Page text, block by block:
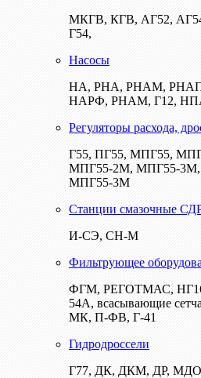
МКГВ, КГВ, АГ52,
Г54,
Насосы
НА, РНА, РНАМ,
НАРФ, РНАМ, Г12,
Регуляторы расхода,
Г55, ПГ55, МПГ55,
МПГ55-2М, МПГ55-3М,
МПГ55-3М
Станции смазочные
И-СЭ, СН-М
Фильтрующее
ФГМ, РЕГОТМАС,
54А, всасывающие
МК, П-ФВ, Г-41
Гидродроссели
Г77, ДК, ДКМ, ДР,